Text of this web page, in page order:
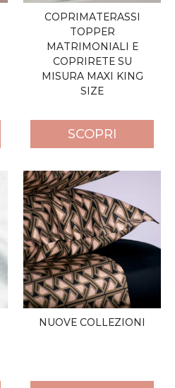
COPRIMATERASSI
TOPPER
MATRIMONIALI E
COPRIRETE SU
MISURA MAXI KING
SIZE
SCOPRI
NUOVE COLLEZIONI